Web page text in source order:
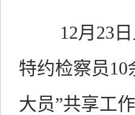
12月23日
特约检察员10
大员”共享工